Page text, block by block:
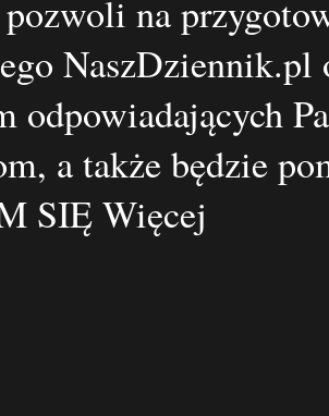
na
NaszDziennik.pl
odpowiadających
a także będzie
SIĘWięcej